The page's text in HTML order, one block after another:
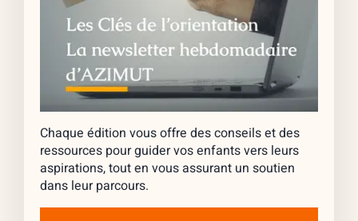
Chaque édition vous offre des conseils et des
ressources pour guider vos enfants vers leurs
aspirations, tout en vous assurant un soutien
dans leur parcours.